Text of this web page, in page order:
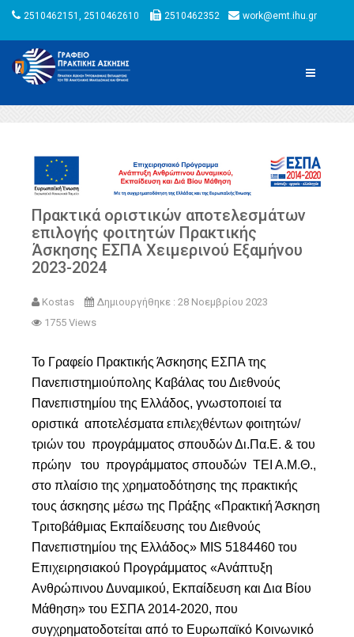
2510462151, 2510462610 2510462352 work@emt.ihu.gr
Πρακτικά οριστικών αποτελεσμάτων
επιλογής φοιτητών Πρακτικής
Άσκησης ΕΣΠΑ Χειμερινού Εξαμήνου
2023-2024
Kostas
Δημιουργήθηκε : 28 Νοεμβρίου 2023
1755 Views
Το Γραφείο Πρακτικής Άσκησης ΕΣΠΑ της
Πανεπιστημιούπολης Καβάλας του Διεθνούς
Πανεπιστημίου της Ελλάδος, γνωστοποιεί τα
οριστικά αποτελέσματα επιλεχθέντων φοιτητών/
τριών του προγράμματος σπουδών Δι.Πα.Ε. & του
πρώην του προγράμματος σπουδών ΤΕΙ Α.Μ.Θ.,
στο πλαίσιο της χρηματοδότησης της πρακτικής
τους άσκησης μέσω της Πράξης «Πρακτική Άσκηση
Τριτοβάθμιας Εκπαίδευσης του Διεθνούς
Πανεπιστημίου της Ελλάδος» MIS 5184460 του
Επιχειρησιακού Προγράμματος «Ανάπτυξη
Ανθρώπινου Δυναμικού, Εκπαίδευση και Δια Βίου
Μάθηση» του ΕΣΠΑ 2014-2020, που
συγχρηματοδοτείται από το Ευρωπαϊκό Κοινωνικό